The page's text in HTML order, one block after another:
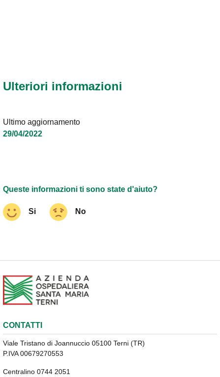
Ulteriori informazioni
Ultimo aggiornamento
29/04/2022
Queste informazioni ti sono state d'aiuto?
Si No
CONTATTI
Viale Tristano di Joannuccio 05100 Terni (TR)
P.IVA 00679270553
Centralino 0744 2051